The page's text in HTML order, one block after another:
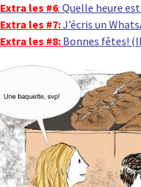
Extra les #6: Quelle heure
Extra les #7:J’écris un
Extra les #8: Bonnes fêtes!